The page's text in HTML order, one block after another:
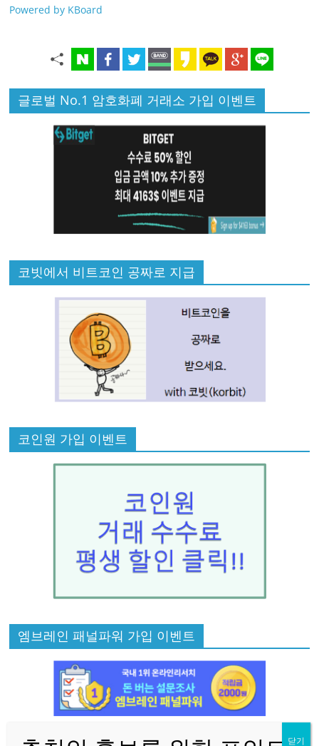
Powered by KBoard
글로벌 No.1 암호화폐 거래소 가입 이벤트
코빗에서 비트코인 공짜로 지급
코인원 가입 이벤트
엠브레인 패널파워 가입 이벤트